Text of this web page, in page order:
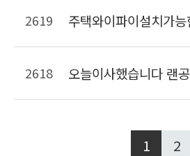
2619 주택와이파이설치가
2618
1 2